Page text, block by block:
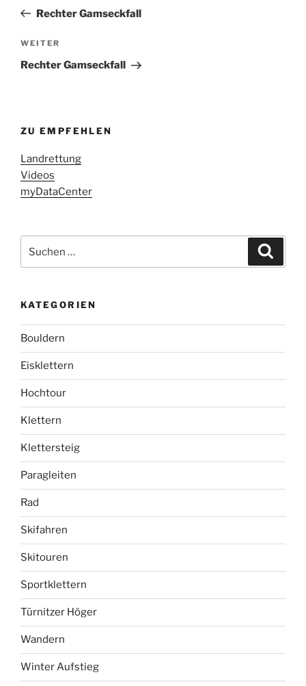
Beitrag
Rechter Gamseckfall
Nächster
Beitrag
WEITER
Rechter Gamseckfall
ZU EMPFEHLEN
Landrettung
Videos
myDataCenter
nach:
KATEGORIEN
Bouldern
Eisklettern
Hochtour
Klettern
Klettersteig
Paragleiten
Rad
Skifahren
Skitouren
Sportklettern
Türnitzer Höger
Wandern
Winter Aufstieg